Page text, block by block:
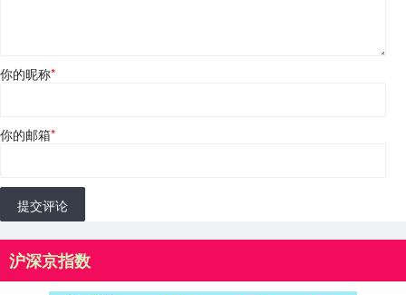
你的昵称*
你的邮箱*
提交评论
沪深京指数